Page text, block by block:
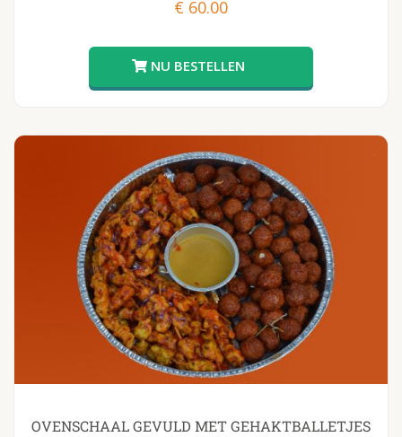
€ 60.00
OVENSCHAAL GEVULD MET GEHAKTBALLETJES